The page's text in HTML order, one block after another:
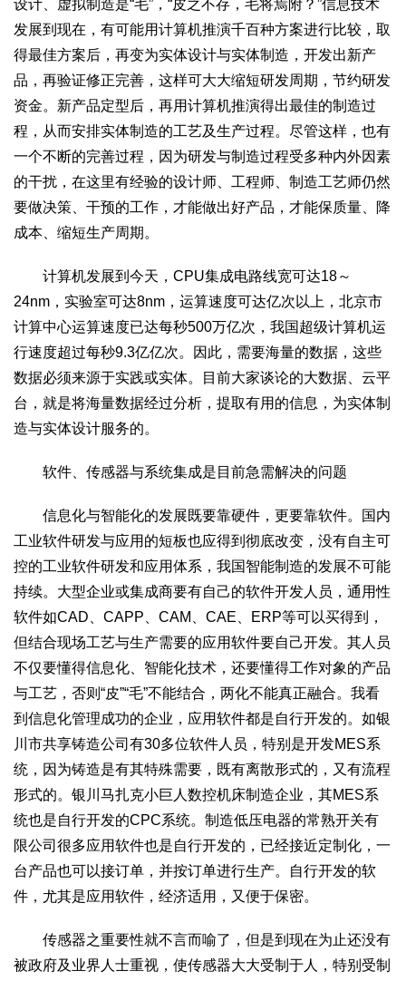
设计、虚拟制造是“毛”，“皮之不存，毛将焉附？”信息技术
发展到现在，有可能用计算机推演千百种方案进行比较，取
得最佳方案后，再变为实体设计与实体制造，开发出新产
品，再验证修正完善，这样可大大缩短研发周期，节约研发
资金。新产品定型后，再用计算机推演得出最佳的制造过
程，从而安排实体制造的工艺及生产过程。尽管这样，也有
一个不断的完善过程，因为研发与制造过程受多种内外因素
的干扰，在这里有经验的设计师、工程师、制造工艺师仍然
要做决策、干预的工作，才能做出好产品，才能保质量、降
成本、缩短生产周期。
计算机发展到今天，CPU集成电路线宽可达18～
24nm，实验室可达8nm，运算速度可达亿次以上，北京市
计算中心运算速度已达每秒500万亿次，我国超级计算机运
行速度超过每秒9.3亿亿次。因此，需要海量的数据，这些
数据必须来源于实践或实体。目前大家谈论的大数据、云平
台，就是将海量数据经过分析，提取有用的信息，为实体制
造与实体设计服务的。
软件、传感器与系统集成是目前急需解决的问题
信息化与智能化的发展既要靠硬件，更要靠软件。国内
工业软件研发与应用的短板也应得到彻底改变，没有自主可
控的工业软件研发和应用体系，我国智能制造的发展不可能
持续。大型企业或集成商要有自己的软件开发人员，通用性
软件如CAD、CAPP、CAM、CAE、ERP等可以买得到，
但结合现场工艺与生产需要的应用软件要自己开发。其人员
不仅要懂得信息化、智能化技术，还要懂得工作对象的产品
与工艺，否则“皮”“毛”不能结合，两化不能真正融合。我看
到信息化管理成功的企业，应用软件都是自行开发的。如银
川市共享铸造公司有30多位软件人员，特别是开发MES系
统，因为铸造是有其特殊需要，既有离散形式的，又有流程
形式的。银川马扎克小巨人数控机床制造企业，其MES系
统也是自行开发的CPC系统。制造低压电器的常熟开关有
限公司很多应用软件也是自行开发的，已经接近定制化，一
台产品也可以接订单，并按订单进行生产。自行开发的软
件，尤其是应用软件，经济适用，又便于保密。
传感器之重要性就不言而喻了，但是到现在为止还没有
被政府及业界人士重视，使传感器大大受制于人，特别受制